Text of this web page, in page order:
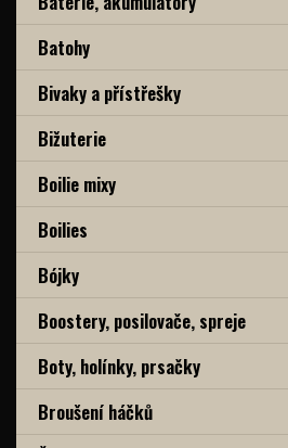
Batohy
Bivaky a přístřešky
Bižuterie
Boilie mixy
Boilies
Bójky
Boostery, posilovače, spreje
Boty, holínky, prsačky
Broušení háčků